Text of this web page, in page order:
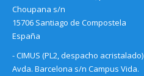
Choupana s/n
15706 Santiago de Compostela
España
- CIMUS (PL2, despacho acristalado)
Avda. Barcelona s/n Campus Vida.